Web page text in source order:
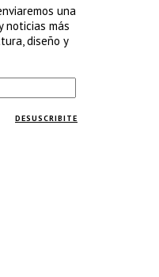
una
noticias más
diseño y
DESUSCRIBITE